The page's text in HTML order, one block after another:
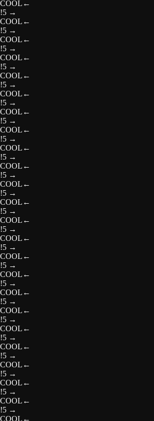
COOL ←
!5 →
COOL ←
!5 →
COOL ←
!5 →
COOL ←
!5 →
COOL ←
!5 →
COOL ←
!5 →
COOL ←
!5 →
COOL ←
!5 →
COOL ←
!5 →
COOL ←
!5 →
COOL ←
!5 →
COOL ←
!5 →
COOL ←
!5 →
COOL ←
!5 →
COOL ←
!5 →
COOL ←
!5 →
COOL ←
!5 →
COOL ←
!5 →
COOL ←
!5 →
COOL ←
!5 →
COOL ←
!5 →
COOL ←
!5 →
COOL ←
!5 →
COOL ←